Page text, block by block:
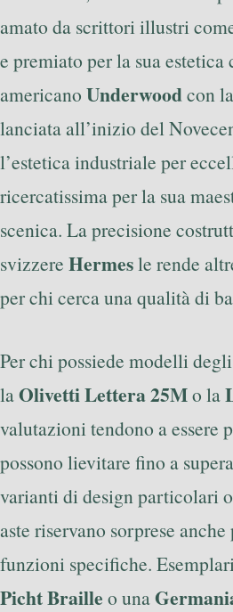
amato da scrittori illustri
e premiato per la sua
americano Underwoodcon
lanciata all’inizio del
l’estetica industriale per
ricercatissima per la sua
scenica. La precisione
svizzere Hermesle rende
per chi cerca una qualità di
Per chi possiede modelli
laOlivetti Lettera 25Mo la
valutazioni tendono a essere
possono lievitare fino a
varianti di design particolari
aste riservano sorprese
funzioni specifiche.
Picht Braille o una